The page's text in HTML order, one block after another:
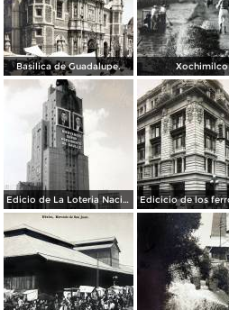
Basilica de Guadalupe. Xochimilco
Edicio de La Loteria Nacional Ciudad de México Abril de 1964